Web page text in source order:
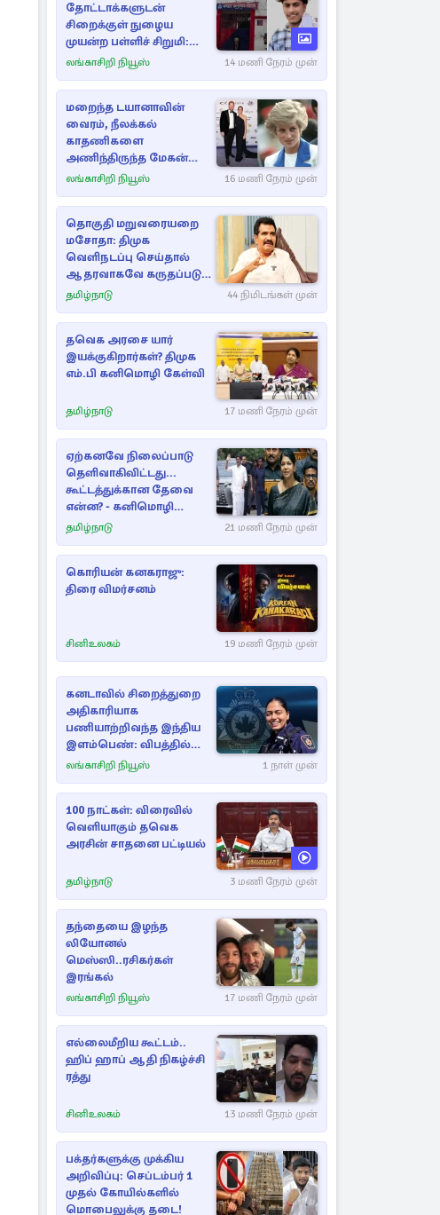
தோட்டாக்களுடன்
சிறைக்குள் நுழைய
முயன்ற பள்ளிச் சிறுமி:
விசாரணையின் கூறிய
லங்காசிறி நியூஸ் 14 மணி நேரம் முன்
மறைந்த டயானாவின்
வைரம், நீலக்கல்
காதணிகளை
அணிந்திருந்த மேகன்
மார்க்கல்
லங்காசிறி நியூஸ் 16 மணி நேரம் முன்
தொகுதி மறுவரையறை
மசோதா: திமுக
வெளிநடப்பு செய்தால்
ஆதரவாகவே கருதப்படும்
– அமைச்சர் நிர்மல்குமார்
தமிழ்நாடு 44 நிமிடங்கள் முன்
தவெக அரசை யார்
இயக்குகிறார்கள்? திமுக
எம்.பி கனிமொழி கேள்வி
தமிழ்நாடு 17 மணி நேரம் முன்
ஏற்கனவே நிலைப்பாடு
தெளிவாகிவிட்டது...
கூட்டத்துக்கான தேவை
என்ன? - கனிமொழி
விமர்சனம்
தமிழ்நாடு 21 மணி நேரம் முன்
கொரியன் கனகராஜு:
திரை விமர்சனம்
சினிஉலகம் 19 மணி நேரம் முன்
கனடாவில் சிறைத்துறை
அதிகாரியாக
பணியாற்றிவந்த இந்திய
இளம்பெண்: விபத்தில்
பலி
லங்காசிறி நியூஸ் 1 நாள் முன்
100 நாட்கள்: விரைவில்
வெளியாகும் தவெக
அரசின் சாதனை பட்டியல்
தமிழ்நாடு 3 மணி நேரம் முன்
தந்தையை இழந்த
லியோனல்
மெஸ்ஸி..ரசிகர்கள்
இரங்கல்
லங்காசிறி நியூஸ் 17 மணி நேரம் முன்
எல்லைமீறிய கூட்டம்..
ஹிப் ஹாப் ஆதி நிகழ்ச்சி
ரத்து
சினிஉலகம் 13 மணி நேரம் முன்
பக்தர்களுக்கு முக்கிய
அறிவிப்பு: செப்டம்பர் 1
முதல் கோயில்களில்
மொபைலுக்கு தடை!